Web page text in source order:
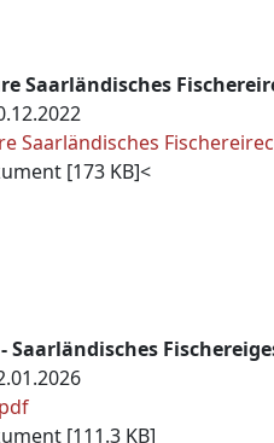
Saarländisches
Saarländisches
[173 KB]<
- Saarländisches
[111.3 KB]